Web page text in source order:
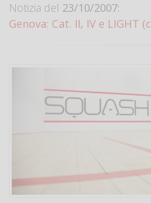
Notizia del 23/10/2007:
Genova: Cat. II, IV e LIGHT